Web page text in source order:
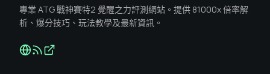
專業 ATG 戰神賽特2 覺醒之力評測網站。提供 81000x 倍率解
析、爆分技巧、玩法教學及最新資訊。